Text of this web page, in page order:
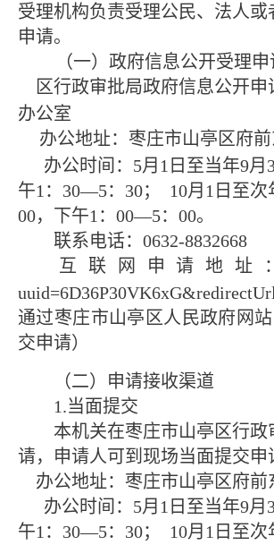
受理机构负责受理公民、法人
申请。
（一）政府信息公开受理
区行政审批局政府信息公开
办公室
办公地址：枣庄市山亭区府
办公时间： 5月 1 日至当年9月
午1 ： 30—5： 30； 10月 1 日至次
00，下午1 ： 00—5： 00。
联系电话： 0632-8832668
互联网申请地址
通过枣庄市山亭区人民政府网
交申请）
（二）申请接收渠道
1.当面提交
本机关在枣庄市山亭区行政
请，申请人可到现场当面提交申
办公地址：枣庄市山亭区府前
办公时间： 5月 1 日至当年9月
午1 ： 30—5： 30； 10月 1 日至次